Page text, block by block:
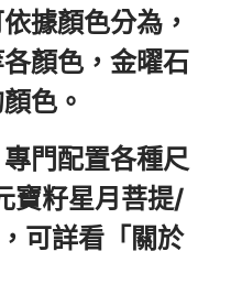
據顏色分為，
顏色，金曜石
色。
門配置各種尺
寶籽星月菩提/
可詳看「關於